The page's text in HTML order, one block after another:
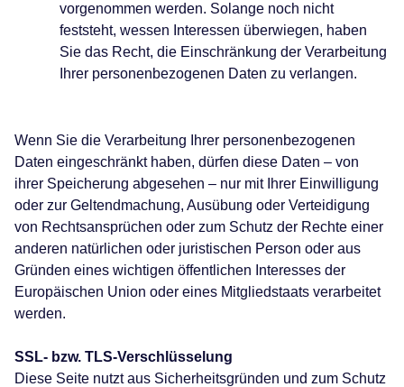
vorgenommen werden. Solange noch nicht
feststeht, wessen Interessen überwiegen, haben
Sie das Recht, die Einschränkung der Verarbeitung
Ihrer personenbezogenen Daten zu verlangen.
Wenn Sie die Verarbeitung Ihrer personenbezogenen
Daten eingeschränkt haben, dürfen diese Daten – von
ihrer Speicherung abgesehen – nur mit Ihrer Einwilligung
oder zur Geltendmachung, Ausübung oder Verteidigung
von Rechtsansprüchen oder zum Schutz der Rechte einer
anderen natürlichen oder juristischen Person oder aus
Gründen eines wichtigen öffentlichen Interesses der
Europäischen Union oder eines Mitgliedstaats verarbeitet
werden.
SSL- bzw. TLS-Verschlüsselung
Diese Seite nutzt aus Sicherheitsgründen und zum Schutz